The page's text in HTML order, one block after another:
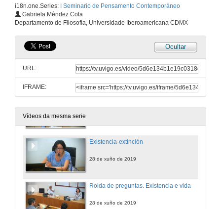
i18n.one.Series:
I Seminario de Pensamento Contemporáneo
Gabriela Méndez Cota
Departamento de Filosofía, Universidade Iberoamericana CDMX
Ocultar
URL:
IFRAME:
Vídeos da mesma serie
28 de xuño de 2019
02 ALBERTO MOREIRAS.mp4
28 de xuño de 2019
Heidegger, técnica e infrapolítica hoxe
Existencia-extinción
28 de xuño de 2019
Rolda de preguntas. Existencia e vida
28 de xuño de 2019